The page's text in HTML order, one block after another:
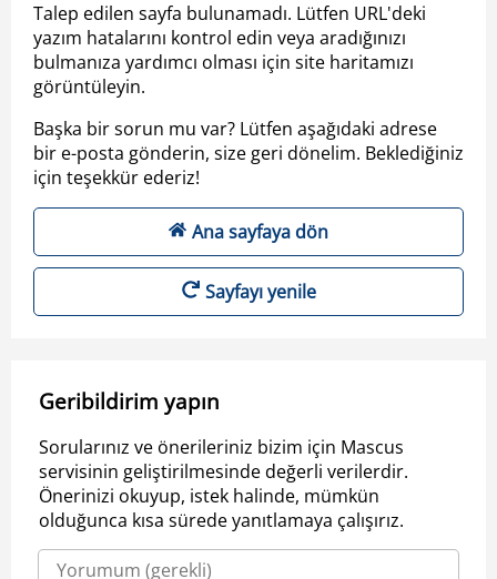
Talep edilen sayfa bulunamadı. Lütfen URL'deki
yazım hatalarını kontrol edin veya aradığınızı
bulmanıza yardımcı olması için site haritamızı
görüntüleyin.
Başka bir sorun mu var? Lütfen aşağıdaki adrese
bir e-posta gönderin, size geri dönelim. Beklediğiniz
için teşekkür ederiz!
Ana sayfaya dön
Sayfayı yenile
Geribildirim yapın
Sorularınız ve önerileriniz bizim için Mascus
servisinin geliştirilmesinde değerli verilerdir.
Önerinizi okuyup, istek halinde, mümkün
olduğunca kısa sürede yanıtlamaya çalışırız.